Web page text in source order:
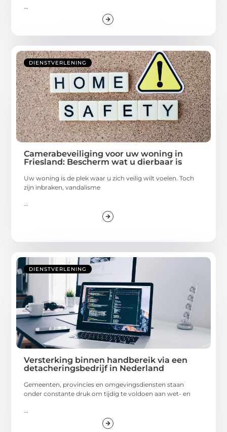
...
DIENSTVERLENING
Camerabeveiliging voor uw woning in
Friesland: Bescherm wat u dierbaar is
Uw woning is de plek waar u zich veilig wilt voelen. Toch
zijn inbraken, vandalisme
...
DIENSTVERLENING
Versterking binnen handbereik via een
detacheringsbedrijf in Nederland
Gemeenten, provincies en omgevingsdiensten staan
onder constante druk om tijdig te voldoen aan wet- en